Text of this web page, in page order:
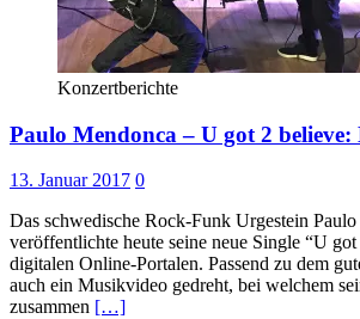
Konzertberichte
Paulo Mendonca – U got 2
13. Januar 2017 0
Das schwedische Rock-Funk Urgestein
veröffentlichte heute seine neue Single “U
digitalen Online-Portalen. Passend zu dem
auch ein Musikvideo gedreht, bei welchem
zusammen […]